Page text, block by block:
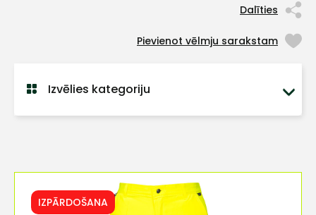
Dalīties
Pievienot vēlmju sarakstam
Izvēlies kategoriju
IZPĀRDOŠANA